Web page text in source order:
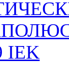
IEK